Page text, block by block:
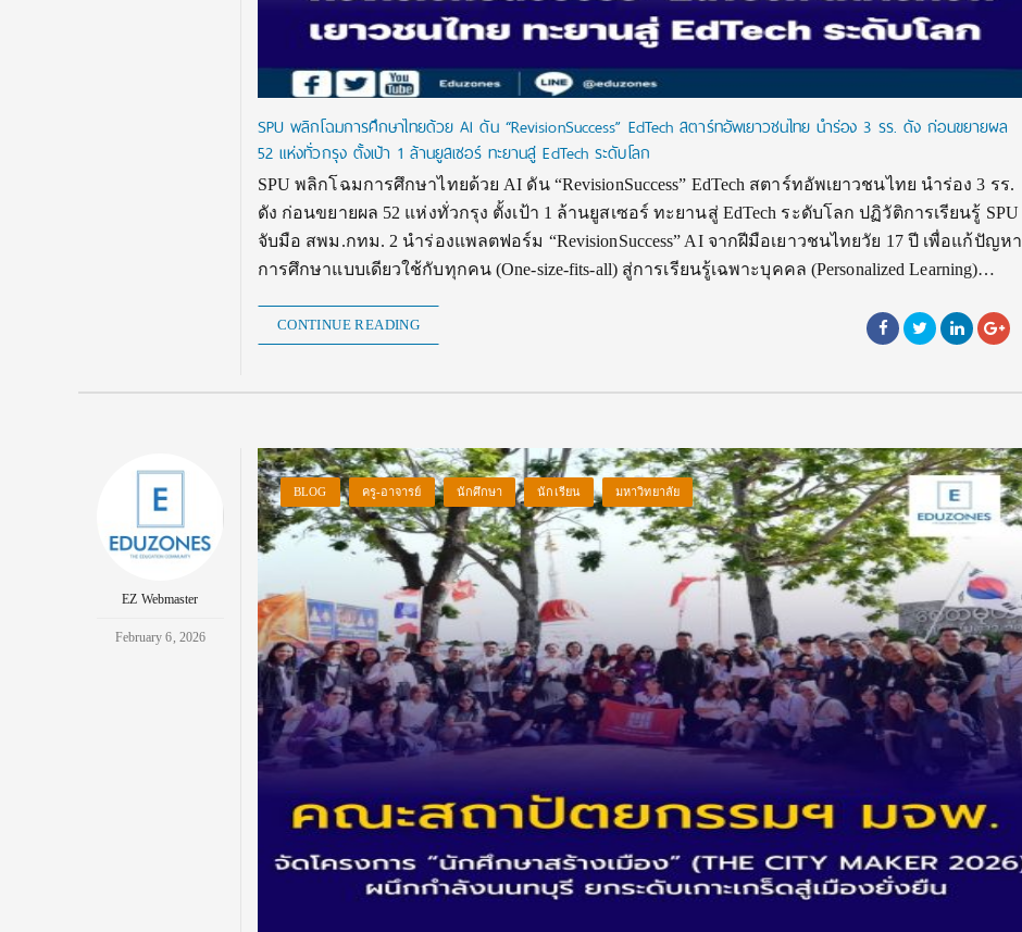
SPU พลิกโฉมการศึกษาไทยด้วย AI ดัน “RevisionSuccess” EdTech สตาร์ทอัพเยาวชนไทย นำร่อง 3 รร. ดัง ก่อนขยายผล
52 แห่งทั่วกรุง ตั้งเป้า 1 ล้านยูสเซอร์ ทะยานสู่ EdTech ระดับโลก
SPU พลิกโฉมการศึกษาไทยด้วย AI ดัน “RevisionSuccess” EdTech สตาร์ทอัพเยาวชนไทย นำร่อง 3 รร.
ดัง ก่อนขยายผล 52 แห่งทั่วกรุง ตั้งเป้า 1 ล้านยูสเซอร์ ทะยานสู่ EdTech ระดับโลก ปฏิวัติการเรียนรู้ SPU
จับมือ สพม.กทม. 2 นำร่องแพลตฟอร์ม “RevisionSuccess” AI จากฝีมือเยาวชนไทยวัย 17 ปี เพื่อแก้ปัญหา
การศึกษาแบบเดียวใช้กับทุกคน (One-size-fits-all) สู่การเรียนรู้เฉพาะบุคคล (Personalized Learning)…
CONTINUE READING
EZ Webmaster
February 6, 2026
BLOG ครู-อาจารย์ นักศึกษา นักเรียน มหาวิทยาลัย